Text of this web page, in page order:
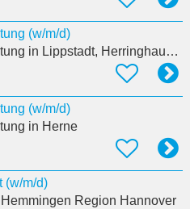
(w/m/d)
in Lippstadt, Herringhausen
(w/m/d)
in Herne
(w/m/d)
Region Hannover